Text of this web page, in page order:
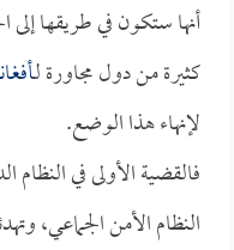
أنها ستكون في طريقها
كثيرة من دول مجاورة لـ
لإنهاء هذا الوضع.
فالقضية الأولى في
النظام الأمن الجماعي،